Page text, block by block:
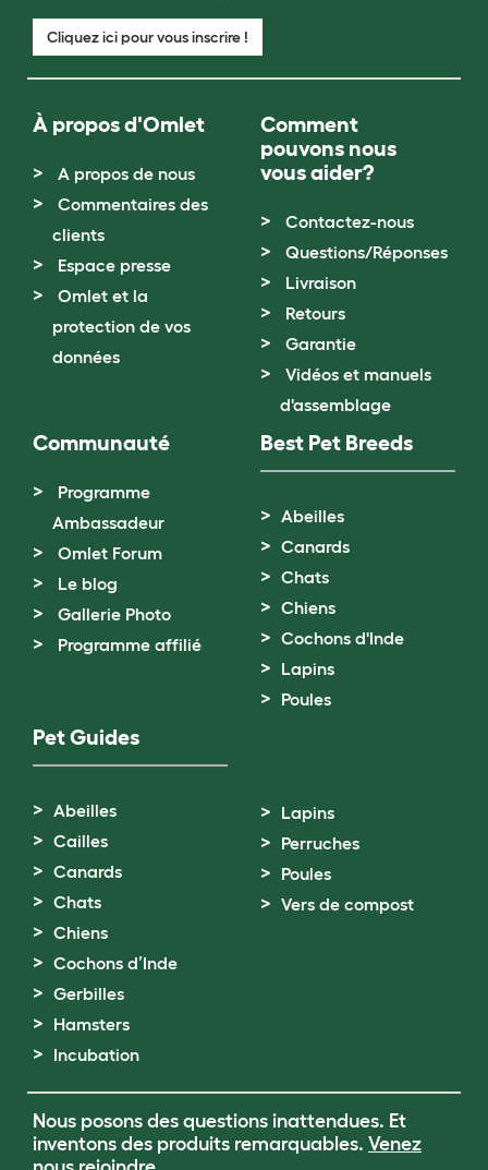
Cliquez ici pour vous inscrire !
À propos d'Omlet
A propos de nous
Commentaires des
clients
Espace presse
Omlet et la
protection de vos
données
Comment
pouvons nous
vous aider?
Contactez-nous
Questions/Réponses
Livraison
Retours
Garantie
Vidéos et manuels
d'assemblage
Communauté
Programme
Ambassadeur
Omlet Forum
Le blog
Gallerie Photo
Programme affilié
Best Pet Breeds
Abeilles
Canards
Chats
Chiens
Cochons d'Inde
Lapins
Poules
Pet Guides
Abeilles
Cailles
Canards
Chats
Chiens
Cochons d’Inde
Gerbilles
Hamsters
Incubation
Lapins
Perruches
Poules
Vers de compost
Nous posons des questions inattendues. Et
inventons des produits remarquables. Venez